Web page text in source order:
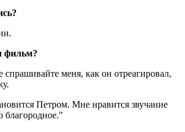
фильм?
спрашивайте меня, как он отреагировал,
Петром. Мне нравится звучание